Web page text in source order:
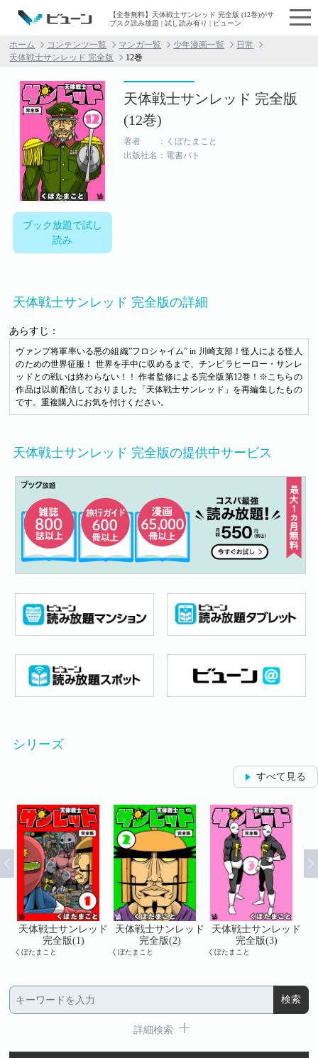
【全巻無料】天体戦士サンレッド 完全版 (12巻)がサ
ブスク読み放題 | 試し読み有り | ビューン
ホーム コンテンツ一覧 マンガ一覧 少年漫画一覧
日常
天体戦士サンレッド 完全版
12巻
ブック放題で試し
読み
天体戦士サンレッド 完全版
(12巻)
著者 ：くぼたまこと
出版社名：電書バト
天体戦士サンレッド 完全版の詳細
あらすじ：
ヴァンプ将軍率いる悪の組織”フロシャイム” in 川崎支部！怪人による怪人
のための世界征服！ 世界を手中に収めるまで、チンピラヒーロー・サンレ
ッドとの戦いは終わらない！！ 作者監修による完全版第12巻！※こちらの
作品は以前配信しておりました「天体戦士サンレッド」を再編集したもの
です。重複購入にお気を付けください。
天体戦士サンレッド 完全版の提供中サービス
シリーズ
すべて見る
天体戦士サンレッド
完全版(1)
くぼたまこと
天体戦士サンレッド
完全版(2)
くぼたまこと
天体戦士サンレッド
完全版(3)
くぼたまこと
詳細検索